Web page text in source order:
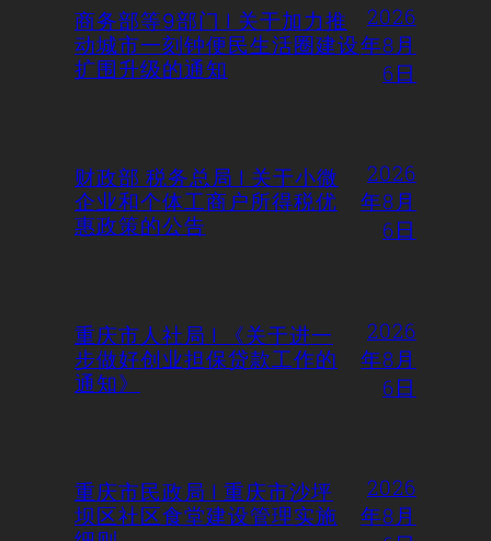
商务部等9部门 | 关于加力推
动城市一刻钟便民生活圈建设
扩围升级的通知
2026
年8月
6日
财政部 税务总局 | 关于小微
企业和个体工商户所得税优
惠政策的公告
2026
年8月
6日
重庆市人社局 | 《关于进一
步做好创业担保贷款工作的
通知》
2026
年8月
6日
重庆市民政局 | 重庆市沙坪
坝区社区食堂建设管理实施
2026
年8月